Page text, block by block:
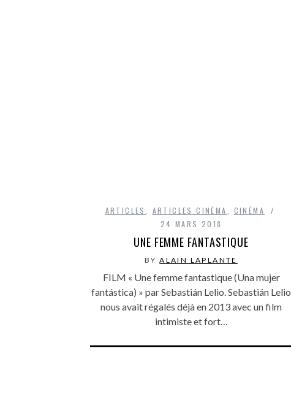
ARTICLES ARTICLES CINÉMA
CINÉMA
24 MARS 2018
UNE FEMME FANTASTIQUE
BYALAIN LAPLANTE
FILM « Une femme fantastique (Una mujer
fantástica) » par Sebastián Lelio. Sebastián Lelio
nous avait régalés déjà en 2013 avec un film
intimiste et fort…